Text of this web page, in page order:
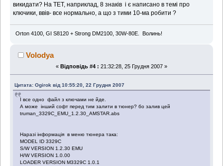
викидати? На ТЕТ, наприклад, 8 знаків і є написано в темі про
ключики, ввів- все нормально, а що з тими 10-ма робити ?
Orton 4100, GI S8120 + Strong DM2100, 30W-80E. Волинь!
Volodya
« Відповідь #4 : 21:32:28, 25 Грудня 2007 »
Цитата: Ogirok від 10:55:20, 22 Грудня 2007
І все одно файл з ключами не йде.
А може інший софт перед тим залити в тюнер? бо залив цей
truman_3329C_EMU_1.2.30_AMSTAR.abs
Наразі інформація в меню тюнера така:
MODEL ID 3329C
S/W VERSION 1.2.30 EMU
H/W VERSION 1.0.00
LOADER VERSION M3329C 1.0.1